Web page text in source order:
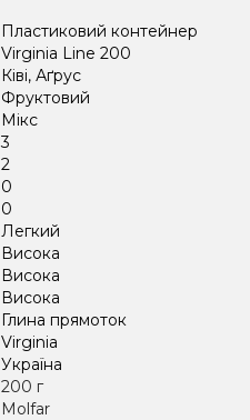
Пластиковий контейнер
Virginia Line 200
Ківі, Аґрус
Фруктовий
Мікс
3
2
0
0
Легкий
Висока
Висока
Висока
Глина прямоток
Virginia
Україна
200 г
Molfar